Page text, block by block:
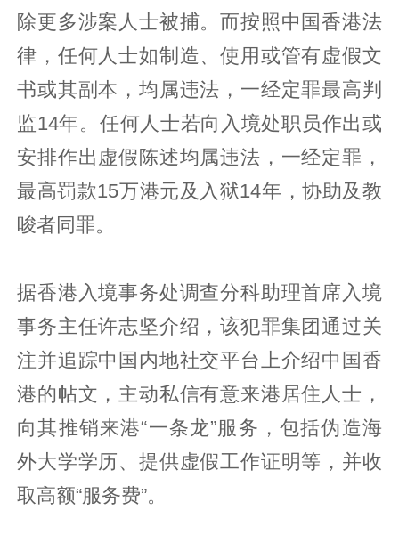
除更多涉案人士被捕。而按照中国香港法
律，任何人士如制造、使用或管有虚假文
书或其副本，均属违法，一经定罪最高判
监14年。任何人士若向入境处职员作出或
安排作出虚假陈述均属违法，一经定罪，
最高罚款15万港元及入狱14年，协助及教
唆者同罪。
据香港入境事务处调查分科助理首席入境
事务主任许志坚介绍，该犯罪集团通过关
注并追踪中国内地社交平台上介绍中国香
港的帖文，主动私信有意来港居住人士，
向其推销来港“一条龙”服务，包括伪造海
外大学学历、提供虚假工作证明等，并收
取高额“服务费”。